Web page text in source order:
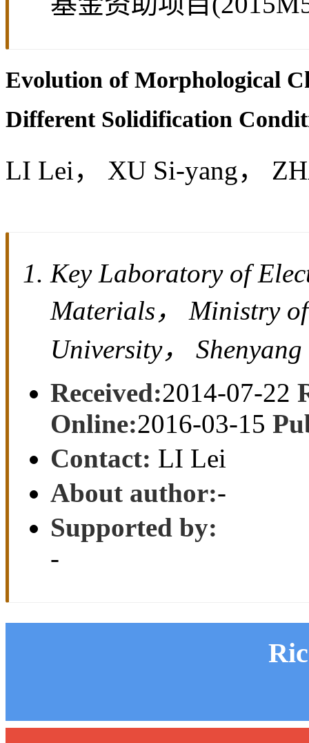
学讲师， 博士; 崔建
基金资助:
国家自然科学基金资
51204046)；中央高
Evolution of Morphological
Different Solidification
LI Lei， XU Si-yang，
Key Laboratory of
Materials， Ministry
Received:2014-07-22
2016-03-15
About author:-